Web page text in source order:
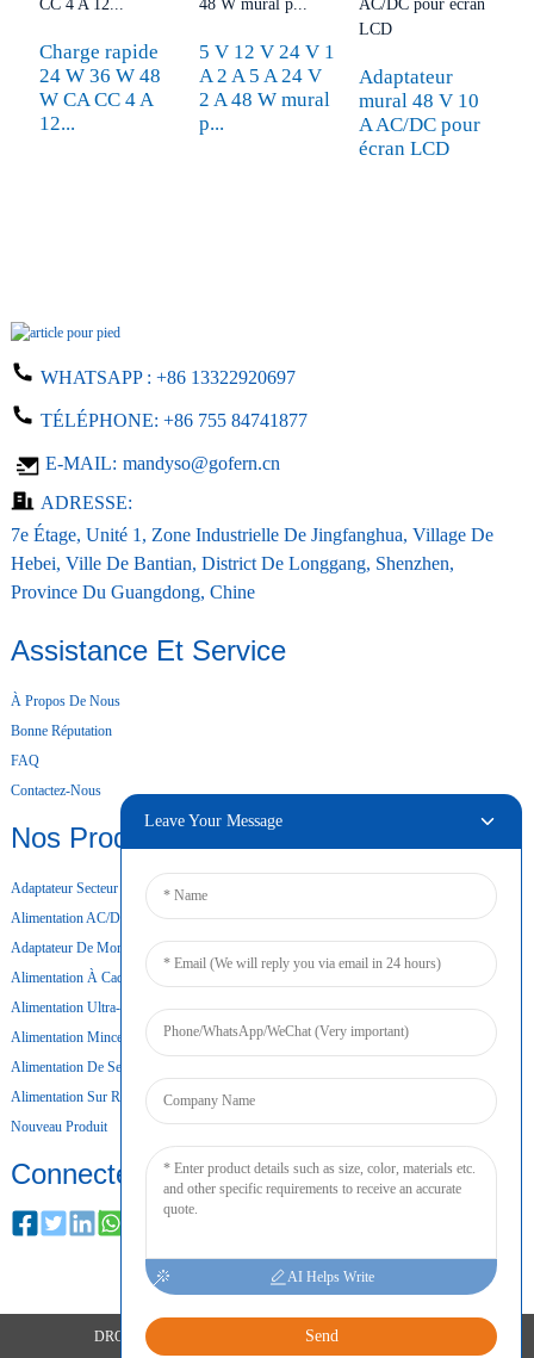
Charge rapide
24 W 36 W 48
W CA CC 4 A
12...
5 V 12 V 24 V 1
A 2 A 5 A 24 V
2 A 48 W mural
p...
Adaptateur
mural 48 V 10
A AC/DC pour
écran LCD
WHATSAPP : +86 13322920697
TÉLÉPHONE: +86 755 84741877
E-MAIL: mandyso@gofern.cn
ADRESSE:
7e Étage, Unité 1, Zone Industrielle De Jingfanghua, Village De
Hebei, Ville De Bantian, District De Longgang, Shenzhen,
Province Du Guangdong, Chine
Assistance Et Service
À Propos De Nous
Bonne Réputation
FAQ
Contactez-Nous
Nos Produits
Adaptateur Secteur De Bureau
Alimentation AC/DC
Adaptateur De Montage Mural
Alimentation À Cadre Ouvert
Alimentation Ultra-Mince
Alimentation Mince
Alimentation De Secours Par Batterie
Alimentation Sur Rail DIN
Nouveau Produit
Connecter
DROITS D'AUTEUR © 2024 TOUS DROITS RÉSERVÉS
Leave Your Message
AI Helps Write
Send